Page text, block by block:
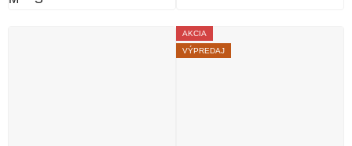
AKCIA
VÝPREDAJ